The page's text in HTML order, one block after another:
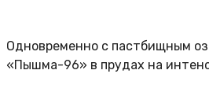
Одновременно с пастбищным
«Пышма-96» в прудах на